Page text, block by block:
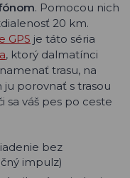
. Pomocou nich
20 km.
GPS je táto séria
, ktorý dalmatínci
trasu, na
porovnať s trasou
sa váš pes po ceste
bez
impulz)